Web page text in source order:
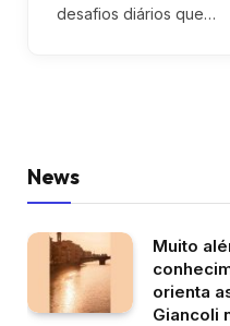
desafios diários que…
News
Muito
orienta
Giancoli